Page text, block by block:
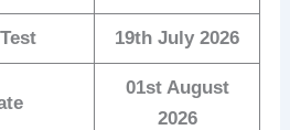
19th July 2026
01st August
2026